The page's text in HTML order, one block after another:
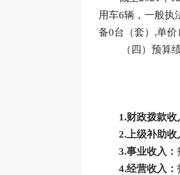
用车6辆，一般执
备0台（套）,单
（四）预算
1.财政拨款收
2.上级补助收
3.事业收入：
4.经营收入：